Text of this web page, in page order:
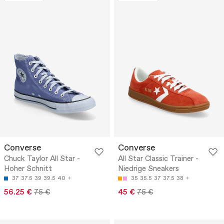
Converse
Chuck Taylor All Star -
Hoher Schnitt
37 37.5 39 39.5 40
56.25 € 75 €
Converse
All Star Classic Trainer -
Niedrige Sneakers
35 35.5 37 37.5 38
45 € 75 €